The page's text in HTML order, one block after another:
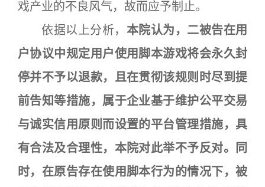
戏产业的不良风气，故而应予制止。
依据以上分析， 本院认为，二被告在用
户协议中规定用户使用脚本游戏将会永久封
停并不予以退款，且在贯彻该规则时尽到提
前告知等措施，属于企业基于维护公平交易
与诚实信用原则而设置的平台管理措施，具
有合法及合理性，本院对此举不予反对。同
时，在原告存在使用脚本行为的情况下，被